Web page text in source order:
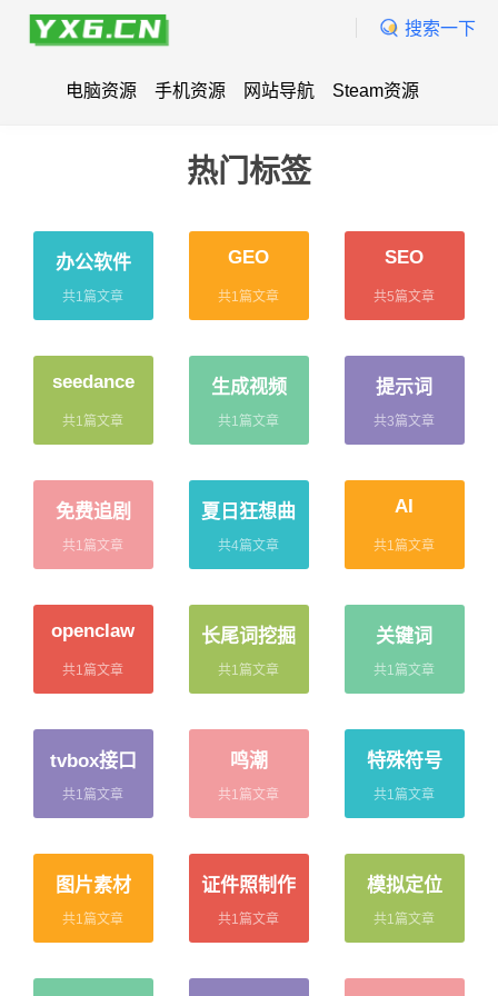
搜索一下
电脑资源 手机资源 网站导航 Steam资源
热门标签
办公软件
共1篇文章
GEO
共1篇文章
SEO
共5篇文章
seedance
共1篇文章
生成视频
共1篇文章
提示词
共3篇文章
免费追剧
共1篇文章
夏日狂想曲
共4篇文章
AI
共1篇文章
openclaw
共1篇文章
长尾词挖掘
共1篇文章
关键词
共1篇文章
tvbox接口
共1篇文章
鸣潮
共1篇文章
特殊符号
共1篇文章
图片素材
共1篇文章
证件照制作
共1篇文章
模拟定位
共1篇文章